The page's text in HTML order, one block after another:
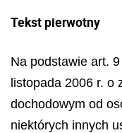
Tekst pierwotny
Na podstawie art.
listopada 2006 r. o
dochodowym od
niektórych innych